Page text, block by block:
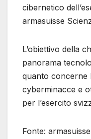
cibernetico
armasuisse
L’obiettivo della
panorama
quanto concerne
cyberminacce e
per l’esercito
Fonte: armasuisse